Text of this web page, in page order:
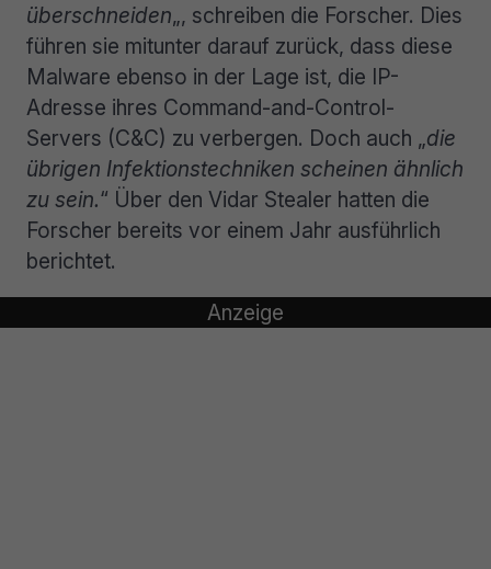
überschneiden„, schreiben die Forscher. Dies
führen sie mitunter darauf zurück, dass diese
Malware ebenso in der Lage ist, die IP-
Adresse ihres Command-and-Control-
Servers (C&C) zu verbergen. Doch auch „die
übrigen Infektionstechniken scheinen ähnlich
zu sein.“ Über den Vidar Stealer hatten die
Forscher bereits vor einem Jahr ausführlich
berichtet.